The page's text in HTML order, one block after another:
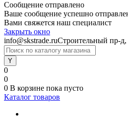
Сообщение отправлено
Ваше сообщение успешно
Вами свяжется наш специалист
Закрыть окно
info@skstrade.ruСтроительный пр-д,
0
0
0 В корзине пока пусто
Каталог товаров